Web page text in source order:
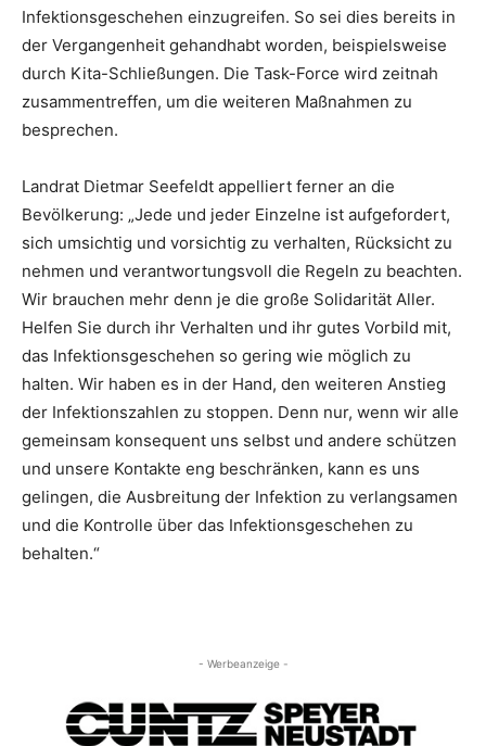
Infektionsgeschehen einzugreifen. So sei dies bereits in
der Vergangenheit gehandhabt worden, beispielsweise
durch Kita-Schließungen. Die Task-Force wird zeitnah
zusammentreffen, um die weiteren Maßnahmen zu
besprechen.
Landrat Dietmar Seefeldt appelliert ferner an die
Bevölkerung: „Jede und jeder Einzelne ist aufgefordert,
sich umsichtig und vorsichtig zu verhalten, Rücksicht zu
nehmen und verantwortungsvoll die Regeln zu beachten.
Wir brauchen mehr denn je die große Solidarität Aller.
Helfen Sie durch ihr Verhalten und ihr gutes Vorbild mit,
das Infektionsgeschehen so gering wie möglich zu
halten. Wir haben es in der Hand, den weiteren Anstieg
der Infektionszahlen zu stoppen. Denn nur, wenn wir alle
gemeinsam konsequent uns selbst und andere schützen
und unsere Kontakte eng beschränken, kann es uns
gelingen, die Ausbreitung der Infektion zu verlangsamen
und die Kontrolle über das Infektionsgeschehen zu
behalten.“
- Werbeanzeige -